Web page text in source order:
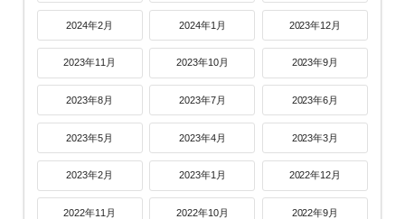
2024年2月 2024年1月 2023年12月
2023年11月 2023年10月 2023年9月
2023年8月 2023年7月 2023年6月
2023年5月 2023年4月 2023年3月
2023年2月 2023年1月 2022年12月
2022年11月 2022年10月 2022年9月